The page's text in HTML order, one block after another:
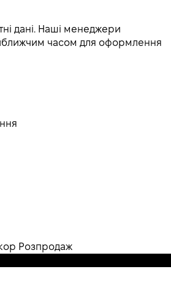
дані. Наші менеджери
часом для оформлення
Розпродаж